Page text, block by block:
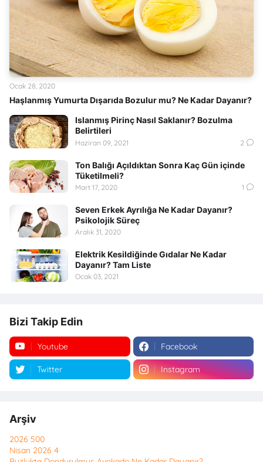
Haşlanmış Yumurta Dışarıda Bozulur mu? Ne Kadar Dayanır?
Ocak 28, 2020
Islanmış Pirinç Nasıl Saklanır? Bozulma
Belirtileri
Haziran 09, 2021 2
Ton Balığı Açıldıktan Sonra Kaç Gün içinde
Tüketilmeli?
Mart 17, 2020 1
Seven Erkek Ayrılığa Ne Kadar Dayanır?
Psikolojik Süreç
Aralık 31, 2020
Elektrik Kesildiğinde Gıdalar Ne Kadar
Dayanır? Tam Liste
Ocak 03, 2021
Bizi Takip Edin
Youtube Facebook
Twitter Instagram
Arşiv
2026 500
Nisan 2026 4